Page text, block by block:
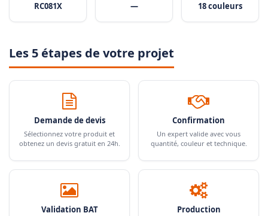
RC081X — 18 couleurs
Les 5 étapes de votre projet
Demande de devis
Sélectionnez votre produit et
obtenez un devis gratuit en 24h.
Confirmation
Un expert valide avec vous
quantité, couleur et technique.
Validation BAT Production